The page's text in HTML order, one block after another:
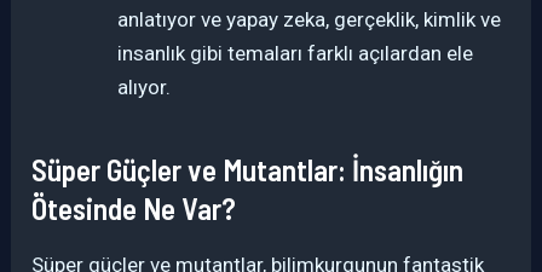
anlatıyor ve yapay zeka, gerçeklik, kimlik ve
insanlık gibi temaları farklı açılardan ele
alıyor.
Süper Güçler ve Mutantlar: İnsanlığın
Ötesinde Ne Var?
Süper güçler ve mutantlar, bilimkurgunun fantastik